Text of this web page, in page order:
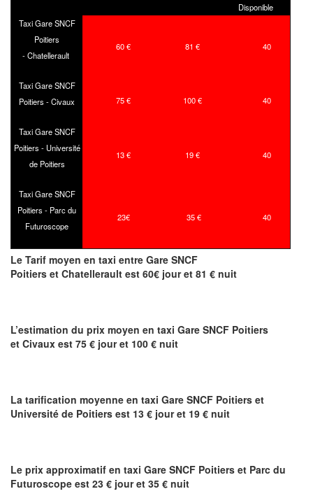
Disponible
Taxi Gare SNCF
Poitiers
- Chatellerault
60 € 81 € 40
Taxi Gare SNCF
Poitiers - Civaux
75 € 100 € 40
Taxi Gare SNCF
Poitiers - Université
de Poitiers
13 € 19 € 40
Taxi Gare SNCF
Poitiers - Parc du
Futuroscope
23€ 35 € 40
Le Tarif moyen en taxi entre Gare SNCF
Poitiers et Chatellerault est 60€ jour et 81 € nuit
L’estimation du prix moyen en taxi Gare SNCF Poitiers
et Civaux est 75 € jour et 100 € nuit
La tarification moyenne en taxi Gare SNCF Poitiers et
Université de Poitiers est 13 € jour et 19 € nuit
Le prix approximatif en taxi Gare SNCF Poitiers et Parc du
Futuroscope est 23 € jour et 35 € nuit